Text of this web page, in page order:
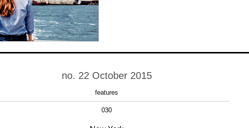
no. 22 October 2015
features
030